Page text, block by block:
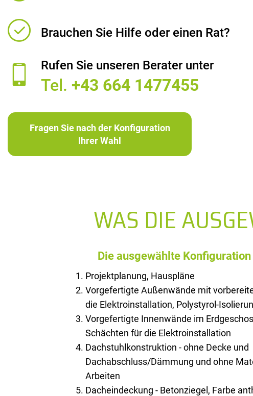
Brauchen Sie Hilfe oder einen Rat?
Rufen Sie unseren Berater unter
Tel. +43 664 1477455
Fragen Sie nach der Konfiguration
Ihrer Wahl
WAS DIE
Die ausgewählte
Projektplanung, Hauspläne
Vorgefertigte Außenwände mit
die Elektroinstallation, Polystyrol-
Vorgefertigte Innenwände im
Schächten für die Elektroinstallation
Dachstuhlkonstruktion - ohne Decke und
Dachabschluss/Dämmung und ohne
Arbeiten
Dacheindeckung - Betonziegel, Farbe